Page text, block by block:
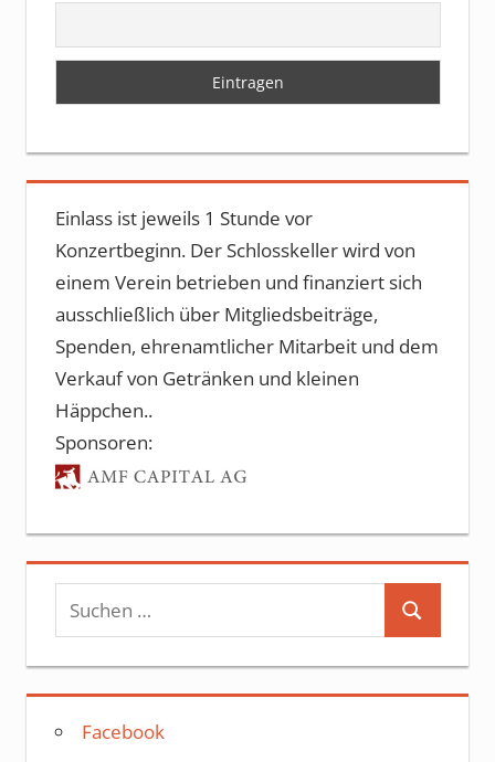
Einlass ist jeweils 1 Stunde vor
Konzertbeginn. Der Schlosskeller wird von
einem Verein betrieben und finanziert sich
ausschließlich über Mitgliedsbeiträge,
Spenden, ehrenamtlicher Mitarbeit und dem
Verkauf von Getränken und kleinen
Häppchen..
Sponsoren:
Suchen
nach:
Suchen
Facebook